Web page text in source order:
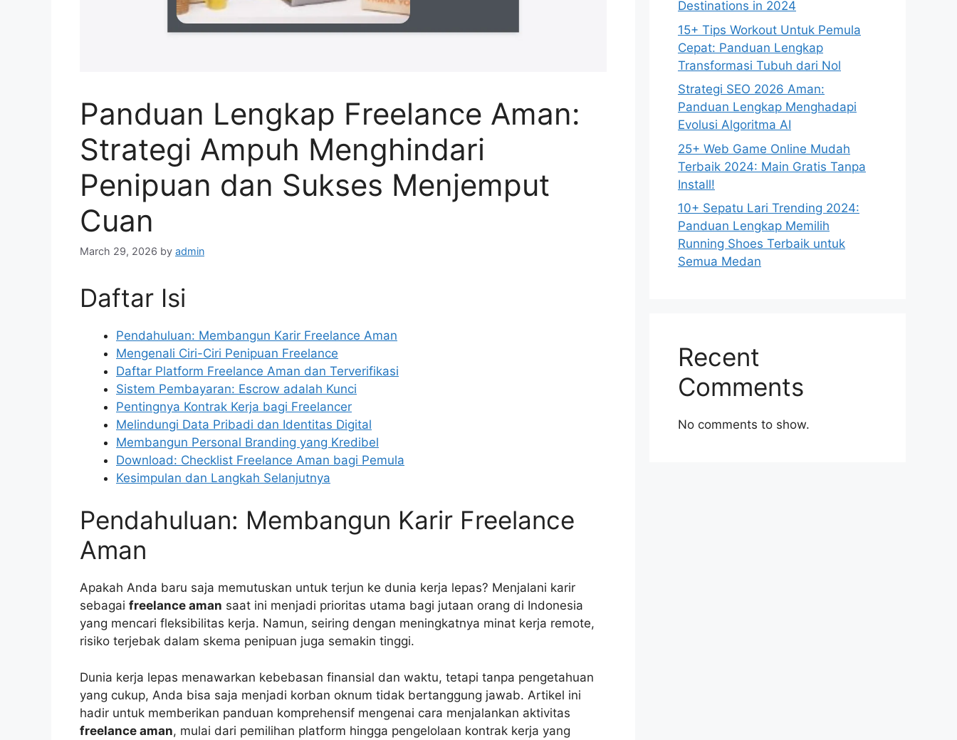
Panduan Lengkap Freelance Aman:
Strategi Ampuh Menghindari
Penipuan dan Sukses Menjemput
Cuan
March 29, 2026 by admin
Daftar Isi
Pendahuluan: Membangun Karir Freelance Aman
Mengenali Ciri-Ciri Penipuan Freelance
Daftar Platform Freelance Aman dan Terverifikasi
Sistem Pembayaran: Escrow adalah Kunci
Pentingnya Kontrak Kerja bagi Freelancer
Melindungi Data Pribadi dan Identitas Digital
Membangun Personal Branding yang Kredibel
Download: Checklist Freelance Aman bagi Pemula
Kesimpulan dan Langkah Selanjutnya
Pendahuluan: Membangun Karir Freelance
Aman
Apakah Anda baru saja memutuskan untuk terjun ke dunia kerja lepas? Menjalani karir
sebagai freelance aman saat ini menjadi prioritas utama bagi jutaan orang di Indonesia
yang mencari fleksibilitas kerja. Namun, seiring dengan meningkatnya minat kerja remote,
risiko terjebak dalam skema penipuan juga semakin tinggi.
Dunia kerja lepas menawarkan kebebasan finansial dan waktu, tetapi tanpa pengetahuan
yang cukup, Anda bisa saja menjadi korban oknum tidak bertanggung jawab. Artikel ini
hadir untuk memberikan panduan komprehensif mengenai cara menjalankan aktivitas
freelance aman, mulai dari pemilihan platform hingga pengelolaan kontrak kerja yang
Destinations in 2024
15+ Tips Workout Untuk Pemula
Cepat: Panduan Lengkap
Transformasi Tubuh dari Nol
Strategi SEO 2026 Aman:
Panduan Lengkap Menghadapi
Evolusi Algoritma AI
25+ Web Game Online Mudah
Terbaik 2024: Main Gratis Tanpa
Install!
10+ Sepatu Lari Trending 2024:
Panduan Lengkap Memilih
Running Shoes Terbaik untuk
Semua Medan
Recent
Comments
No comments to show.